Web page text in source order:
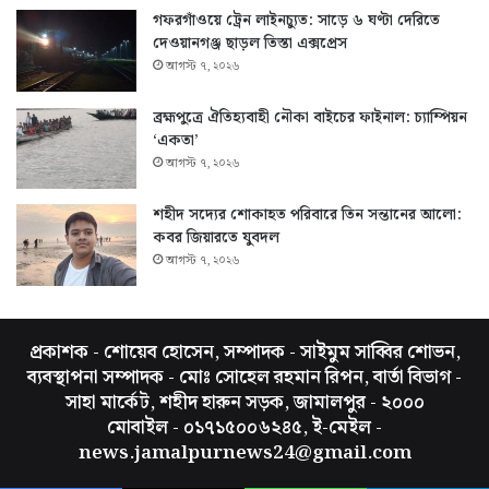
গফরগাঁওয়ে ট্রেন লাইনচ্যুত: সাড়ে ৬ ঘণ্টা দেরিতে
দেওয়ানগঞ্জ ছাড়ল তিস্তা এক্সপ্রেস
আগস্ট ৭, ২০২৬
ব্রহ্মপুত্রে ঐতিহ্যবাহী নৌকা বাইচের ফাইনাল: চ্যাম্পিয়ন
‘একতা’
আগস্ট ৭, ২০২৬
শহীদ সদ্যের শোকাহত পরিবারে তিন সন্তানের আলো:
কবর জিয়ারতে যুবদল
আগস্ট ৭, ২০২৬
প্রকাশক - শোয়েব হোসেন, সম্পাদক - সাইমুম সাব্বির শোভন,
ব্যবস্থাপনা সম্পাদক - মোঃ সোহেল রহমান রিপন, বার্তা বিভাগ -
সাহা মার্কেট, শহীদ হারুন সড়ক, জামালপুর - ২০০০
মোবাইল - ০১৭১৫০০৬২৪৫, ই-মেইল -
news.jamalpurnews24@gmail.com